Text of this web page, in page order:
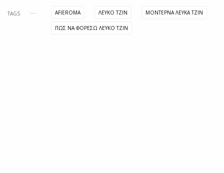
TAGS AFIEROMA ΛΕΥΚΌ ΤΖΙΝ ΜΟΝΤΕΡΝΑ ΛΕΥΚΑ ΤΖΙΝ
ΠΩΣ ΝΑ ΦΟΡΕΣΩ ΛΕΥΚΟ ΤΖΙΝ